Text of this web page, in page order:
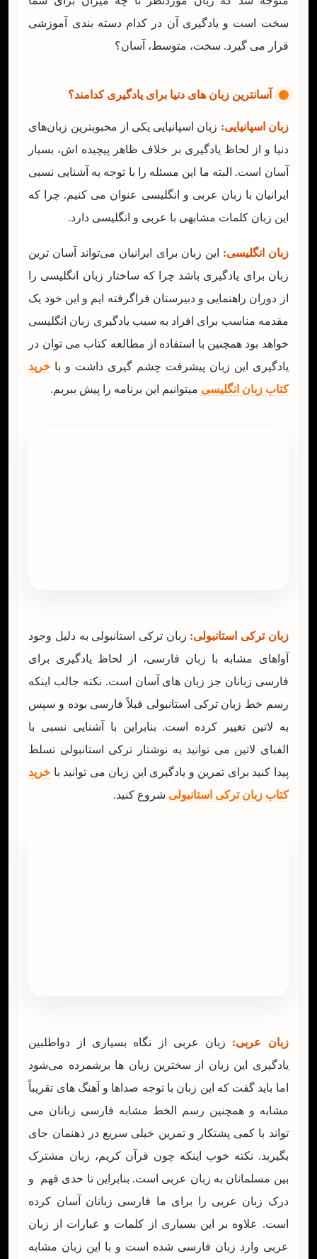
سخت است و یادگیری آن در کدام دسته بندی آموزشی
قرار می گیرد. سخت، متوسط، آسان؟
آسانترین زبان های دنیا برای یادگیری کدامند؟
زبان اسپانیایی: زبان اسپانیایی یکی از محبوبترین زبان‌های
دنیا و از لحاظ یادگیری بر خلاف ظاهر پیچیده اش، بسیار
آسان است. البته ما این مسئله را با توجه به آشنایی نسبی
ایرانیان با زبان عربی و انگلیسی عنوان می کنیم. چرا که
این زبان کلمات مشابهی با عربی و انگلیسی دارد.
زبان انگلیسی:
این زبان برای ایرانیان می‌تواند آسان ترین
زبان برای یادگیری باشد چرا که ساختار زبان انگلیسی را
از دوران راهنمایی و دبیرستان فراگرفته ایم و این خود یک
مقدمه مناسب برای افراد به سبب یادگیری زبان انگلیسی
خواهد بود همچنین با استفاده از مطالعه کتاب می توان در
یادگیری این زبان پیشرفت چشم گیری داشت و با خرید
کتاب زبان انگلیسی میتوانیم این برنامه را پیش ببریم.
زبان ترکی استانبولی: زبان ترکی استانبولی به دلیل وجود
آواهای مشابه با زبان فارسی، از لحاظ یادگیری برای
فارسی زبانان جز زبان های آسان است. نکته جالب اینکه
رسم خط زبان ترکی استانبولی قبلاً فارسی بوده و سپس
به لاتین تغییر کرده است. بنابراین با آشنایی نسبی با
الفبای لاتین می توانید به نوشتار ترکی استانبولی تسلط
پیدا کنید برای تمرین و یادگیری این زبان می توانید با خرید
کتاب زبان ترکی استانبولی شروع کنید.
زبان عربی: زبان عربی از نگاه بسیاری از دواطلبین
یادگیری این زبان از سخترین زبان ها برشمرده می‌شود
اما باید گفت که این زبان با توجه صداها و آهنگ های تقریباً
مشابه و همچنین رسم الخط مشابه فارسی زبانان می
تواند با کمی پشتکار و تمرین خیلی سریع در ذهنمان جای
بگیرید. نکته خوب اینکه چون قرآن کریم، زبان مشترک
بین مسلمانان به زبان عربی است. بنابراین تا حدی فهم و
درک زبان عربی را برای ما فارسی زبانان آسان کرده
است. علاوه بر این بسیاری از کلمات و عبارات از زبان
عربی وارد زبان فارسی شده است و با این زبان مشابه